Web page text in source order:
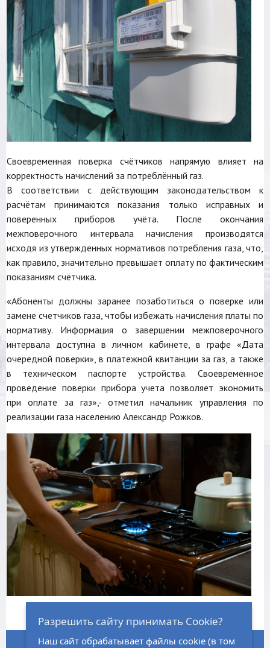
Своевременная поверка счётчиков напрямую влияет на
корректность начислений за потреблённый газ.
В соответствии с действующим законодательством к
расчётам принимаются показания только исправных и
поверенных приборов учёта. После окончания
межповерочного интервала начисления производятся
исходя из утвержденных нормативов потребления газа, что,
как правило, значительно превышает оплату по фактическим
показаниям счётчика.
«Абоненты должны заранее позаботиться о поверке или
замене счетчиков газа, чтобы избежать начисления платы по
нормативу. Информация о завершении межповерочного
интервала доступна в личном кабинете, в графе «Дата
очередной поверки», в платежной квитанции за газ, а также
в техническом паспорте устройства. Своевременное
проведение поверки прибора учета позволяет экономить
при оплате за газ»,- отметил начальник управления по
реализации газа населению Александр Рожков.
ГЛАВНАЯ НОРМАТИВНО-ПРАВОВАЯ БАЗА ЗАКУПКИ
Разрешить сайту принимать Cookie?
Наш сайт обрабатывает файлы cookie (в том